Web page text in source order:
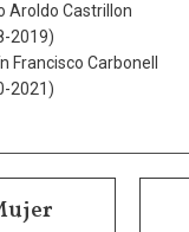
Aroldo Castrillon
2019)
Francisco Carbonell
2021)